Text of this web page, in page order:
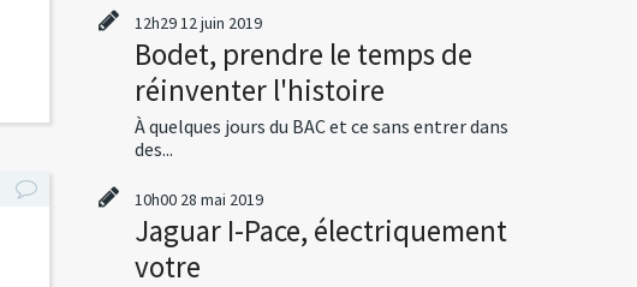
12h2912juin 2019
Bodet, prendre le temps de
réinventer l'histoire
À quelques jours du BAC et ce sans entrer dans
des...
10h00 28 mai 2019
Jaguar I-Pace, électriquement
votre